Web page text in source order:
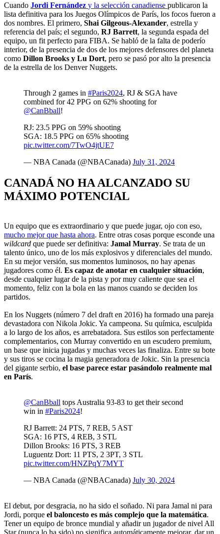
Cuando Jordi Fernández y la selección canadiense publicaron la
lista definitiva para los Juegos Olímpicos de París, los focos fueron a
dos nombres. El primero, Shai Gilgeous-Alexander, estrella y
referencia del país; el segundo, RJ Barrett, la segunda espada del
equipo, un fit perfecto para FIBA. Se habló de la falta de poderío
interior, de la presencia de dos de los mejores defensores del planeta
como Dillon Brooks y Lu Dort, pero se pasó por alto la presencia
de la estrella de los Denver Nuggets.
Through 2 games in #Paris2024, RJ & SGA have
combined for 42 PPG on 62% shooting for
@CanBball!
RJ: 23.5 PPG on 59% shooting
SGA: 18.5 PPG on 65% shooting
pic.twitter.com/7TwO4jtUE7
— NBA Canada (@NBACanada) July 31, 2024
CANADÁ NO HA ALCANZADO SU
MÁXIMO POTENCIAL
Un equipo que es extraordinario y que puede jugar, ojo con eso,
mucho mejor que hasta ahora. Entre otras cosas porque esconde una
wildcard que puede ser definitiva: Jamal Murray. Se trata de un
talento único, uno de los más explosivos y diferenciales del mundo.
En su mejor versión, sus momentos luminosos, no hay apenas
jugadores como él. Es capaz de anotar en cualquier situación,
desde cualquier lugar de la pista y por muy caliente que sea el
momento, feliz con la bola en las manos cuando se deciden los
partidos.
En los Nuggets (número 7 del draft en 2016) ha formado una pareja
devastadora con Nikola Jokic. Ya campeona. Su química, esculpida
a lo largo de los años, es arrebatadora. Sus estilos son perfectamente
complementarios, con Murray convertido en un escudero premium,
un base que inicia jugadas y muchas veces las finaliza. Entre su bote
y sus tiros se cocina la magia generadora de Jokic. Sin la presencia
del gigante serbio, el base parece estar pasándolo realmente mal
en París.
@CanBball tops Australia 93-83 to get their second
win in #Paris2024!
RJ Barrett: 24 PTS, 7 REB, 5 AST
SGA: 16 PTS, 4 REB, 3 STL
Dillon Brooks: 16 PTS, 3 REB
Luguentz Dort: 11 PTS, 2 3PT, 3 STL
pic.twitter.com/HNZPqY7MYT
— NBA Canada (@NBACanada) July 30, 2024
El debut, por desgracia, no ha sido el soñado. Ni para Jamal ni para
Jordi, porque el baloncesto es más complejo que la matemática.
Tener un equipo de bronce mundial y añadir un jugador de nivel All
Star (nunca lo ha sido) no significa automáticamente mejorar, dar un